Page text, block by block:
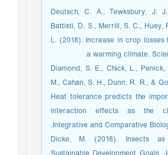
Deutsch, C. A., Tewksbury, J.
Battisti, D. S., Merrill, S. C.,
L. (2018). Increase in crop
a warming climate.
Diamond, S. E., Chick, L.,
M., Cahan, S. H., Dunn, R. R., &
Heat tolerance predicts the
interaction effects as the
Integrative and Comparative
Dicke, M. (2018). Insects